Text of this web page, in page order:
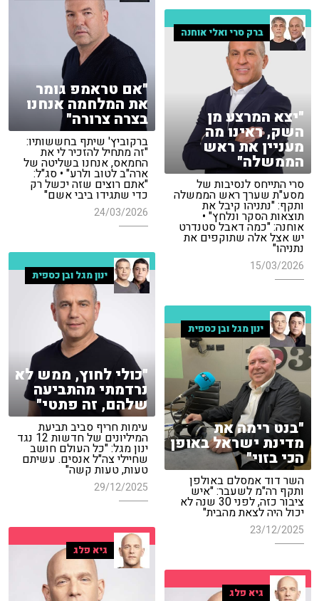
"אם טראמפ גומר
את המלחמה אנחנו
בצרה צרורה"
ברקוביץ' שיתף בחששותיו:
"זה מתחיל להזכיר לי את
החמאס, אנחנו בשליטה של
ארה"ב לטוב ולרע" • סג"ל:
"אתם רוצים שזה יכשל רק
כדי שתגידו ביבי אשם"
24/03/2026
ברק סרי ואלי אוחנה
"יצא המרצע מן
השק, ראינו מה
מעניין את ראש
הממשלה"
סרי התייחס לנסיבות של
מסע"ת שערך ראש הממשלה
ותקף: "נתניהו קיבל את
תוצאות הסקר ונלחץ" •
אוחנה: "כמה דאבל סטנדרט
יש אצל אלה שתוקפים את
נתניהו"
15/03/2026
ינון מגל ובן כספית
"כולי לחוץ, ממש לא
נרדמתי מהתביעה
שלהם, זה פתטי"
עימות חריף סביב תביעת
המיליונים של חדשות 12 נגד
ינון מגל: "כל העולם חושב
שחיילי צה"ל אנסים. עשיתם
טעות, טעות קשה"
29/12/2025
ינון מגל ובן כספית
"בנט רימה את
מדינת ישראל באופן
הכי בזוי"
השר דוד אמסלם באולפן
ותקף רה"מ לשעבר: "איש
ציבור כזה, לפני 30 שנה לא
יכול היה לצאת מהבית"
23/12/2025
גיא פלג
גיא פלג